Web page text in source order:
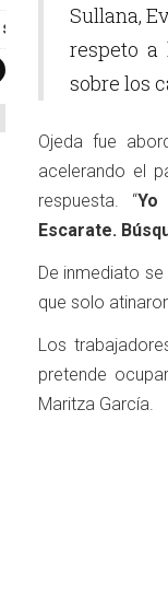
SEGOE TIMES
Sullana,
respeto a
sobre los
Ojeda fue
acelerando el
respuesta. “Yo
Escarate.
De inmediato
que solo
Los
pretende
Maritza García.